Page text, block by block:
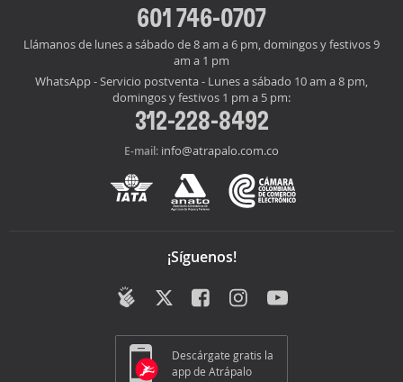
601 746-0707
Llámanos de lunes a sábado de 8 am a 6 pm, domingos y festivos 9
am a 1 pm
WhatsApp - Servicio postventa - Lunes a sábado 10 am a 8 pm,
domingos y festivos 1 pm a 5 pm:
312-228-8492
E-mail: info@atrapalo.com.co
¡Síguenos!
Descárgate gratis la
app de Atrápalo